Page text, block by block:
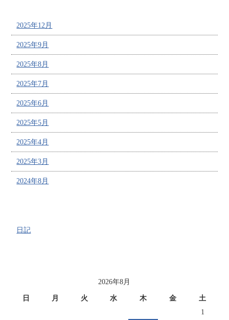
2025年12月
2025年9月
2025年8月
2025年7月
2025年6月
2025年5月
2025年4月
2025年3月
2024年8月
日記
2026年8月
日 月 火 水 木 金
土
1